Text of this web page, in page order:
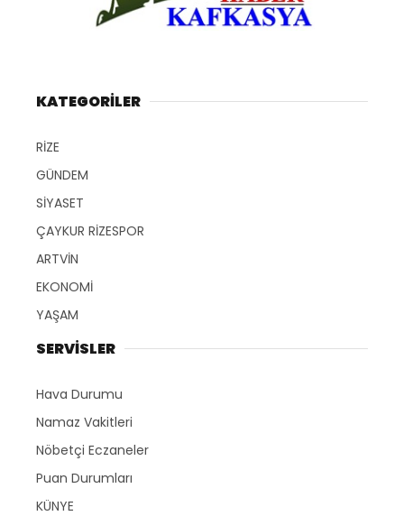
KATEGORİLER
RİZE
GÜNDEM
SİYASET
ÇAYKUR RİZESPOR
ARTVİN
EKONOMİ
YAŞAM
SERVİSLER
Hava Durumu
Namaz Vakitleri
Nöbetçi Eczaneler
Puan Durumları
KÜNYE